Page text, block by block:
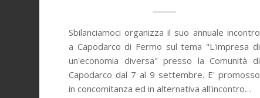
Sbilanciamoci organizza il suo annuale incontro
a Capodarco di Fermo sul tema "L'impresa di
un'economia diversa" presso la Comunità di
Capodarco dal 7 al 9 settembre. E' promosso
in concomitanza ed in alternativa all'incontro…